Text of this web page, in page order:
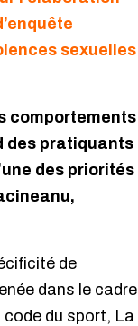
sexuelles
comportements
des pratiquants
des priorités
de
dans le cadre
du sport, La